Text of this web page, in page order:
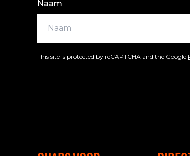
Naam
This site is protected by reCAPTCHA and the Google